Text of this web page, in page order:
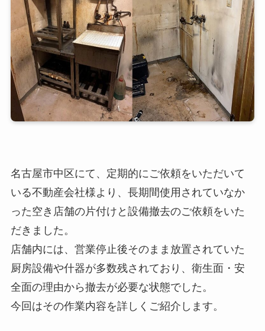
名古屋市中区にて、定期的にご依頼をいただいて
いる不動産会社様より、長期間使用されていなか
った空き店舗の片付けと設備撤去のご依頼をいた
だきました。
店舗内には、営業停止後そのまま放置されていた
厨房設備や什器が多数残されており、衛生面・安
全面の理由から撤去が必要な状態でした。
今回はその作業内容を詳しくご紹介します。